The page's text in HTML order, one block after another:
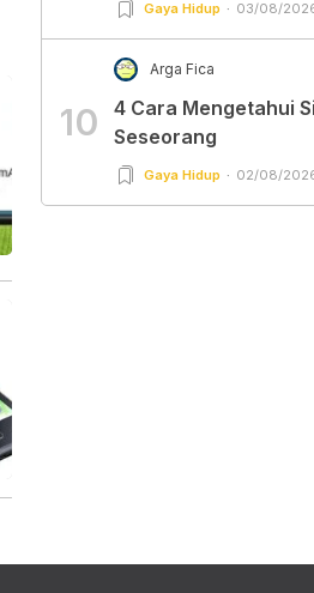
Gaya Hidup 03/08/
10
Arga Fica
4 Cara Mengetahui
Seseorang
Gaya Hidup 02/08/